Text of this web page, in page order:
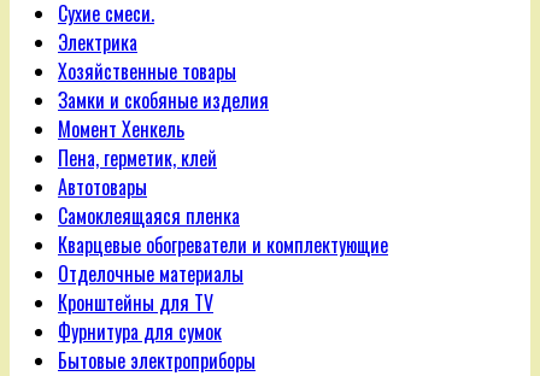
Сухие смеси.
Электрика
Хозяйственные товары
Замки и скобяные изделия
Момент Хенкель
Пена, герметик, клей
Автотовары
Самоклеящаяся пленка
Кварцевые обогреватели и комплектующие
Отделочные материалы
Кронштейны для TV
Фурнитура для сумок
Бытовые электроприборы